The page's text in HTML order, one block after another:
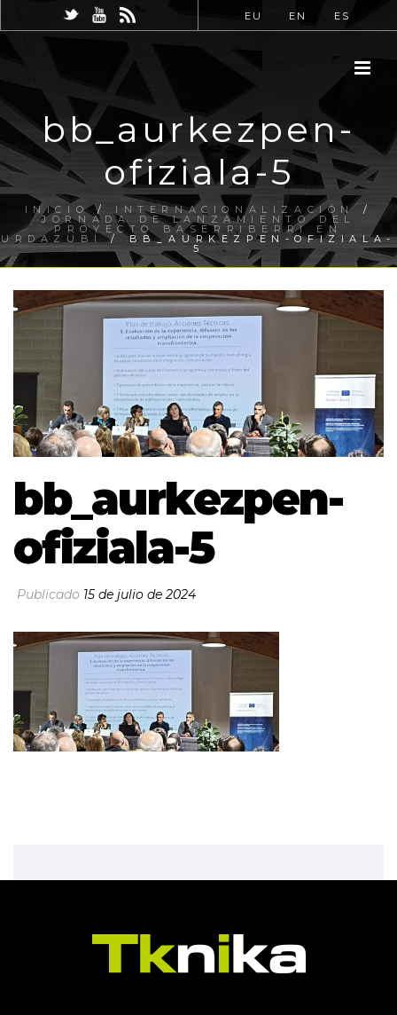
EU EN ES
bb_aurkezpen-
ofiziala-5
INICIO/ INTERNACIONALIZACIÓN /
JORNADA DE LANZAMIENTO DEL
PROYECTO BASERRIBERRI EN
URDAZUBI/ BB_AURKEZPEN-OFIZIALA-
5
bb_aurkezpen-
ofiziala-5
Publicado 15 de julio de 2024